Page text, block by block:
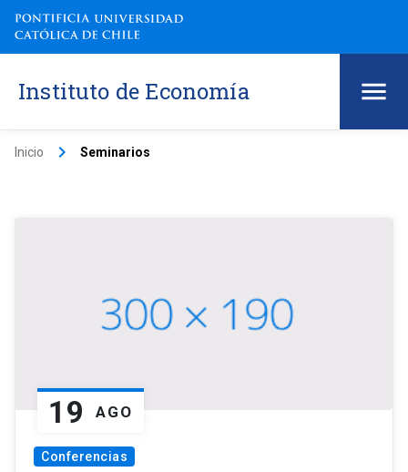
Instituto de Economía
Inicio keyboard_arrow_right Seminarios
19 AGO
Conferencias